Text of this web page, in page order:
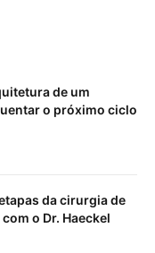
de um
o próximo ciclo
da cirurgia de
o Dr. Haeckel